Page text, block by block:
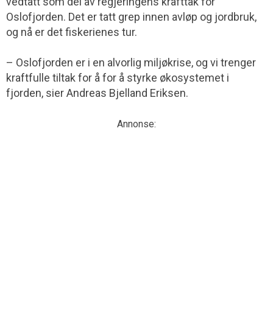
Oslofjorden. Det er tatt grep innen avløp og jordbruk,
og nå er det fiskerienes tur.
– Oslofjorden er i en alvorlig miljøkrise, og vi trenger
kraftfulle tiltak for å for å styrke økosystemet i
fjorden, sier Andreas Bjelland Eriksen.
Annonse: